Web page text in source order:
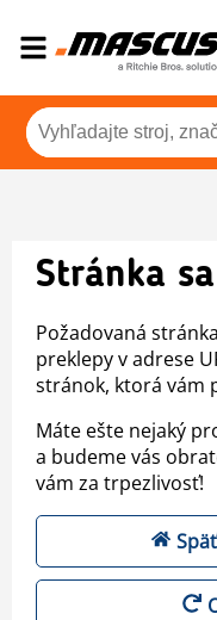
Stránka
Požadovaná
preklepy v adrese
stránok, ktorá vám
Máte ešte nejaký
a budeme vás
vám za trpezlivosť!